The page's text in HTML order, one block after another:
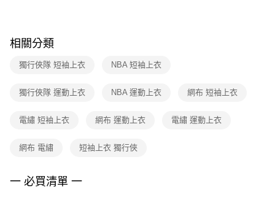
※ 交易是否成功請以「AFTEE先享後付 」之結帳頁面顯示為準，若有關於
是否繳費成功／繳費後需取消欲退款等相關疑問，請聯繫「AFTEE先享後付
客戶支援中心」https://netprotections.freshdesk.com/support/home
１．透過由恩沛科技股份有限公司提供之「AFTEE先享後付」服務完成之交
權轉讓予恩沛科技股份有限公司。
３．未成年的使用者請事先徵得法定代理人或監護人之同意方可使用
４．使用「AFTEE先享後付」時，將依據個別帳號之用戶狀況，依本公司即
相關分類
獨行俠隊 短袖上衣 NBA 短袖上衣
獨行俠隊 運動上衣 NBA 運動上衣 網布 短袖上衣
電繡 短袖上衣 網布 運動上衣 電繡 運動上衣
網布 電繡 短袖上衣 獨行俠
一 必買清單 一